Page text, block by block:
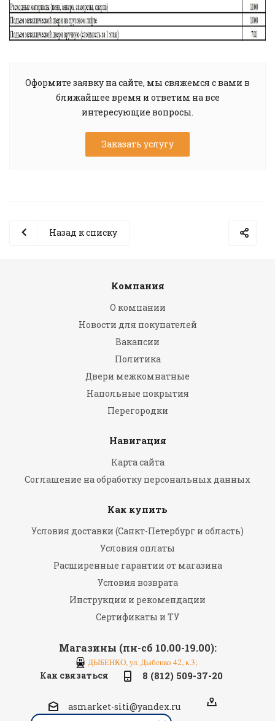
Оформите заявку на сайте, мы свяжемся с вами в
ближайшее время и ответим на все
интересующие вопросы.
Заказать услугу
Назад к списку
Компания
О компании
Новости для покупателей
Вакансии
Политика
Двери межкомнатные
Напольные покрытия
Перегородки
Навигация
Карта сайта
Соглашение на обработку персональных данных
Как купить
Условия доставки (Санкт-Петербург и область)
Условия оплаты
Расширенные гарантии от магазина
Условия возврата
Инструкции и рекомендации
Сертификаты и ТУ
Магазины (пн-сб 10.00-19.00):
ДЫБЕНКО, ул. Дыбенко 42, к.3;
Как связаться 8 (812) 509-37-20
asmarket-siti@yandex.ru